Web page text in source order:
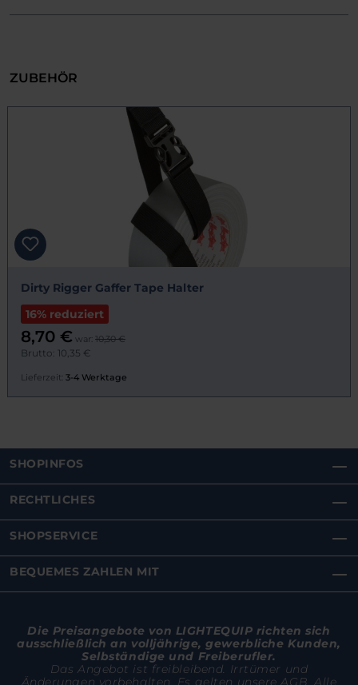
ZUBEHÖR
Dirty Rigger Gaffer Tape Halter
16% reduziert
8,70 € war: 10,30 €
Brutto: 10,35 €
Lieferzeit: 3-4 Werktage
SHOPINFOS
RECHTLICHES
SHOPSERVICE
BEQUEMES ZAHLEN MIT
Die Preisangebote von LIGHTEQUIP richten sich
ausschließlich an volljährige, gewerbliche Kunden,
Selbständige und Freiberufler.
Das Angebot ist freibleibend. Irrtümer und
Änderungen vorbehalten. Es gelten unsere AGB. Alle